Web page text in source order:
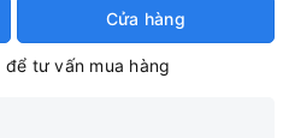
Cửa hàng
để tư vấn mua hàng